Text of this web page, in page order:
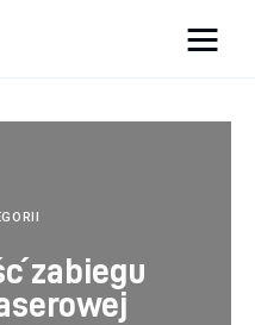
zabiegu